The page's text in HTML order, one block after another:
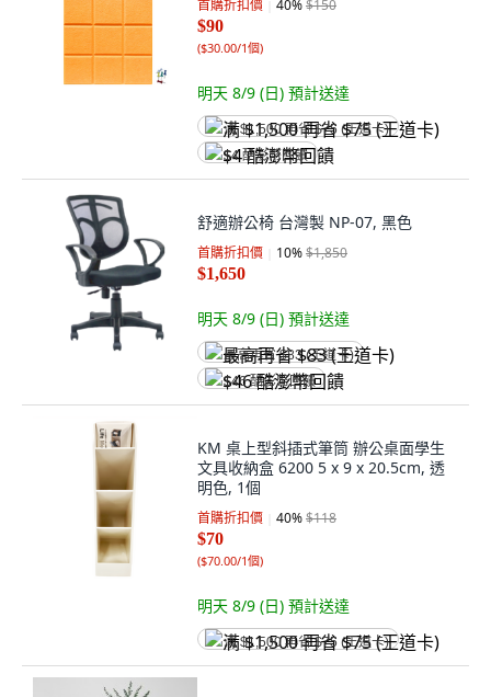
首購折扣價 40%$150
$90
($30.00/1個)
明天 8/9 (日) 預計送達
满 $1,500 再省 $75 (王道卡)
$4 酷澎幣回饋
舒適辦公椅 台灣製 NP-07, 黑色
首購折扣價 10%$1,850
$1,650
明天 8/9 (日) 預計送達
最高再省 $83 (王道卡)
$46 酷澎幣回饋
KM 桌上型斜插式筆筒 辦公桌面學生
文具收納盒 6200 5 x 9 x 20.5cm, 透
明色, 1個
首購折扣價 40%$118
$70
($70.00/1個)
明天 8/9 (日) 預計送達
满 $1,500 再省 $75 (王道卡)